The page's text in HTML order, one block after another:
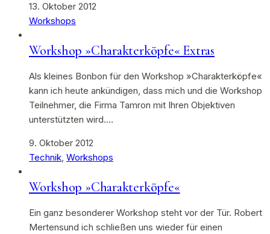
13. Oktober 2012
Workshops
Workshop »Charakterköpfe« Extras
Als kleines Bonbon für den Workshop »Charakterköpfe«
kann ich heute ankündigen, dass mich und die Workshop
Teilnehmer, die Firma Tamron mit Ihren Objektiven
unterstützten wird.…
9. Oktober 2012
Technik, Workshops
Workshop »Charakterköpfe«
Ein ganz besonderer Workshop steht vor der Tür. Robert
Mertensund ich schließen uns wieder für einen